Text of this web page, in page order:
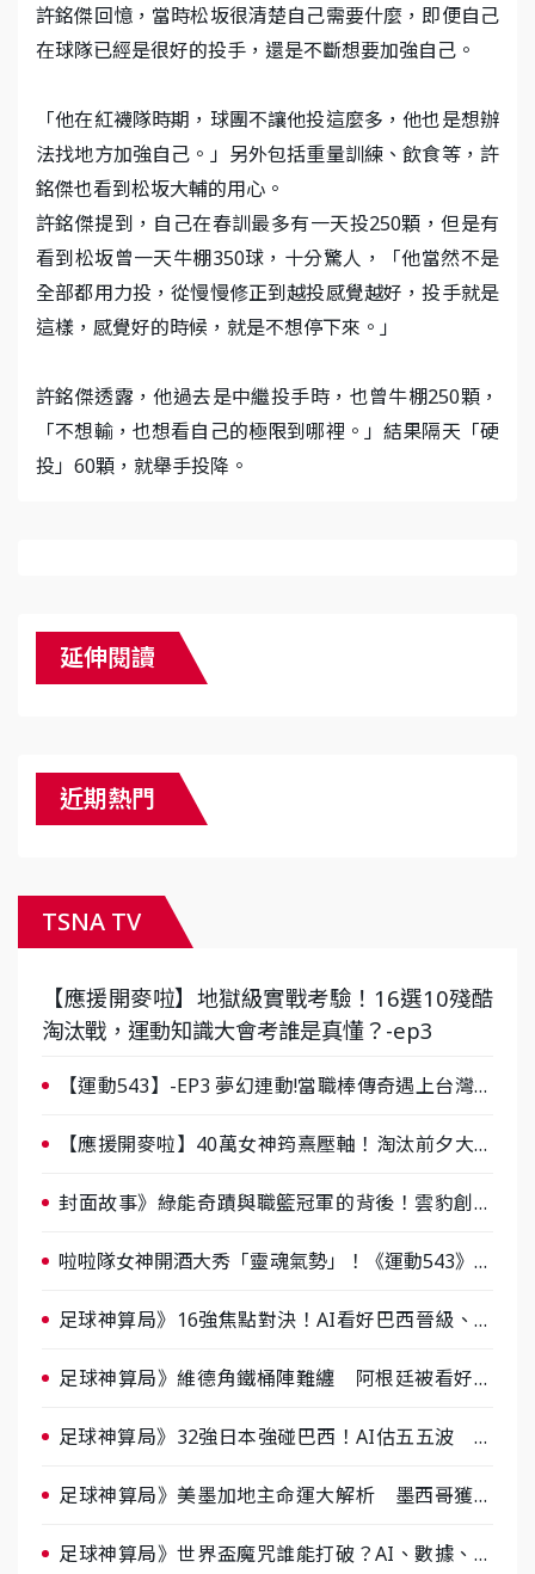
許銘傑回憶，當時松坂很清楚自己需要什麼，即便自己
在球隊已經是很好的投手，還是不斷想要加強自己。
「他在紅襪隊時期，球團不讓他投這麼多，他也是想辦
法找地方加強自己。」另外包括重量訓練、飲食等，許
銘傑也看到松坂大輔的用心。
許銘傑提到，自己在春訓最多有一天投250顆，但是有
看到松坂曾一天牛棚350球，十分驚人，「他當然不是
全部都用力投，從慢慢修正到越投感覺越好，投手就是
這樣，感覺好的時候，就是不想停下來。」
許銘傑透露，他過去是中繼投手時，也曾牛棚250顆，
「不想輸，也想看自己的極限到哪裡。」結果隔天「硬
投」60顆，就舉手投降。
延伸閱讀
近期熱門
TSNA TV
【應援開麥啦】地獄級實戰考驗！16選10殘酷
淘汰戰，運動知識大會考誰是真懂？-ep3
【運動543】-EP3 夢幻連動!當職棒傳奇遇上台灣女
【應援開麥啦】40萬女神筠熹壓軸！淘汰前夕大混
封面故事》綠能奇蹟與職籃冠軍的背後！雲豹創辦
啦啦隊女神開酒大秀「靈魂氣勢」！《運動543》微
足球神算局》16強焦點對決！AI看好巴西晉級、數
足球神算局》維德角鐵桶陣難纏 阿根廷被看好下
足球神算局》32強日本強碰巴西！AI估五五波 牛
足球神算局》美墨加地主命運大解析 墨西哥獲數
足球神算局》世界盃魔咒誰能打破？AI、數據、塔